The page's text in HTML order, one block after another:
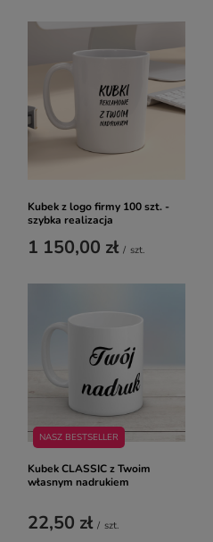
Kubek z logo firmy 100 szt. -
szybka realizacja
1 150,00 zł / szt.
NASZ BESTSELLER
Kubek CLASSIC z Twoim
własnym nadrukiem
22,50 zł / szt.